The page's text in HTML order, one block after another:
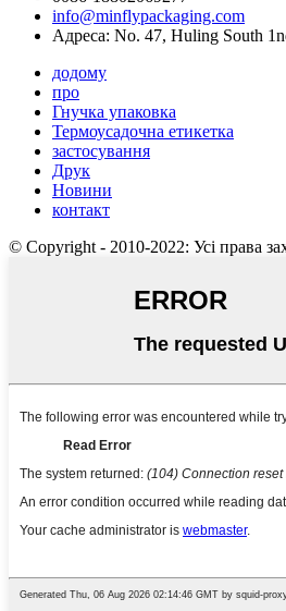
info@minflypackaging.com
Адреса: No. 47, Huling South
додому
про
Гнучка упаковка
Термоусадочна етикетка
застосування
Друк
Новини
контакт
© Copyright - 2010-2022: Усі права